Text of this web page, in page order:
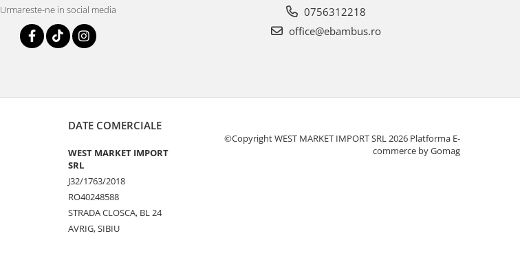
Urmareste-ne in social media
0756312218
office@ebambus.ro
DATE COMERCIALE
WEST MARKET IMPORT
SRL
J32/1763/2018
RO40248588
STRADA CLOSCA, BL 24
AVRIG, SIBIU
©Copyright WEST MARKET IMPORT SRL 2026 Platforma E-
commerce by Gomag